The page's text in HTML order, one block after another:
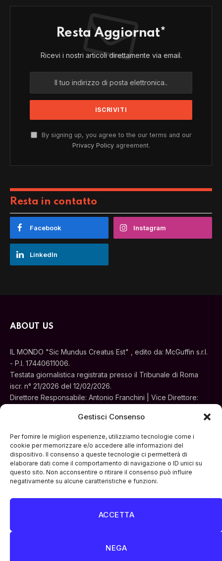
Gestisci Consenso
Per fornire le migliori esperienze, utilizziamo tecnologie come i
cookie per memorizzare e/o accedere alle informazioni del
dispositivo. Il consenso a queste tecnologie ci permetterà di
elaborare dati come il comportamento di navigazione o ID unici su
questo sito. Non acconsentire o ritirare il consenso può influire
negativamente su alcune caratteristiche e funzioni.
ACCETTA
NEGA
Resta Aggiornat*
Ricevi i nostri articoli direttamente via email.
By signing up, you agree to the our terms and our
Privacy Policyagreement.
Resta in contatto
Facebook Instagram
LinkedIn
ABOUT US
IL MONDO "Sic Mundus Creatus Est" , edito da: McGuffin s.r.l.
- P.I. 17440611006.
Testata giornalistica registrata presso il Tribunale di Roma
iscr. n° 21/2026 del 12/02/2026.
Direttore Responsabile: Antonio Franchini | Vice Direttore:
Sede legale: Via Silvestri, 195 - Roma.
Cinemedia Srl
FacebookInstagram